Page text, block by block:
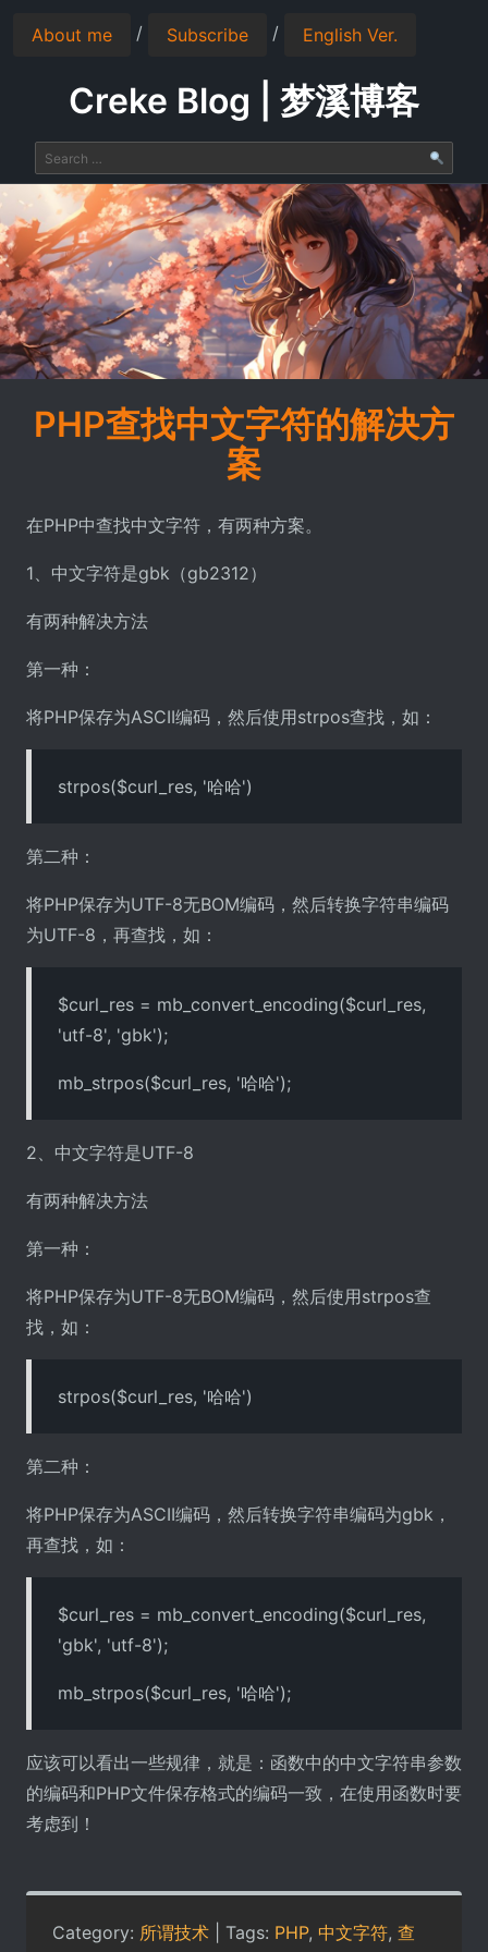
About me / Subscribe / English Ver.
Creke Blog | 梦溪博客
PHP查找中文字符的解决方
案
在PHP中查找中文字符，有两种方案。
1、中文字符是gbk（gb2312）
有两种解决方法
第一种：
将PHP保存为ASCII编码，然后使用strpos查找，如：
strpos($curl_res, '哈哈')
第二种：
将PHP保存为UTF-8无BOM编码，然后转换字符串编码
为UTF-8，再查找，如：
$curl_res = mb_convert_encoding($curl_res,
'utf-8', 'gbk');
mb_strpos($curl_res, '哈哈');
2、中文字符是UTF-8
有两种解决方法
第一种：
将PHP保存为UTF-8无BOM编码，然后使用strpos查
找，如：
strpos($curl_res, '哈哈')
第二种：
将PHP保存为ASCII编码，然后转换字符串编码为gbk，
再查找，如：
$curl_res = mb_convert_encoding($curl_res,
'gbk', 'utf-8');
mb_strpos($curl_res, '哈哈');
应该可以看出一些规律，就是：函数中的中文字符串参数
的编码和PHP文件保存格式的编码一致，在使用函数时要
考虑到！
Category: 所谓技术 | Tags: PHP, 中文字符, 查